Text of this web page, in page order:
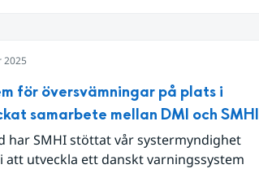
2025
för översvämningar på plats i
samarbete mellan DMI och SMHI
har SMHI stöttat vår systermyndighet
att utveckla ett danskt varningssystem